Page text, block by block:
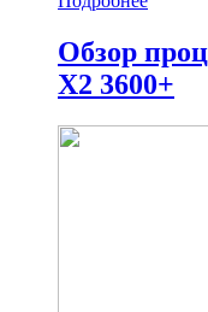
Обзор
X2 3600+